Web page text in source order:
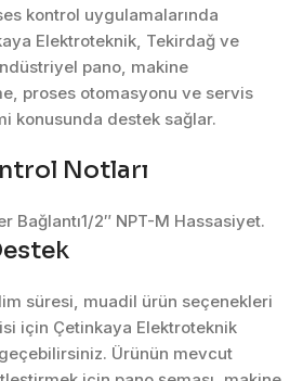
kontrol uygulamalarında
Elektroteknik, Tekirdağ ve
pano, makine
proses otomasyonu ve servis
konusunda destek sağlar.
Notları
Bağlantı1/2″ NPT-M Hassasiyet.
süresi, muadil ürün seçenekleri
için Çetinkaya Elektroteknik
Ürünün mevcut